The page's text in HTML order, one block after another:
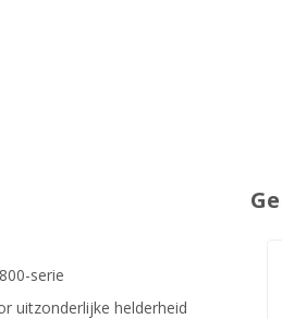
serie
uitzonderlijke helderheid